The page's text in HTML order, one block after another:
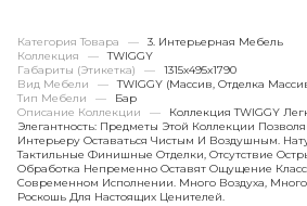
Категория Товара —
3. Интерьерная Мебель
Коллекция
—
TWIGGY
Габариты (этикетка)
—
1315х495x1790
Вид Мебели
—
TWIGGY (массив, Отделка
Тип Мебели
—
Бар
Описание Коллекции
—
Коллекция TWIGGY
Элегантность: Предметы Этой Коллекции
Интерьеру Оставаться Чистым И Воздушным.
Тактильные Финишные Отделки, Отсутствие
Обработка Непременно Оставят Ощущение
Современном Исполнении. Много Воздуха,
Роскошь Для Настоящих Ценителей.